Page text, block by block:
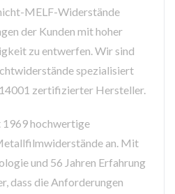
MELF-Widerstände
der Kunden mit hoher
zu entwerfen. Wir sind
spezialisiert
zertifizierter Hersteller.
hochwertige
an. Mit
und 56 Jahren Erfahrung
dass die Anforderungen